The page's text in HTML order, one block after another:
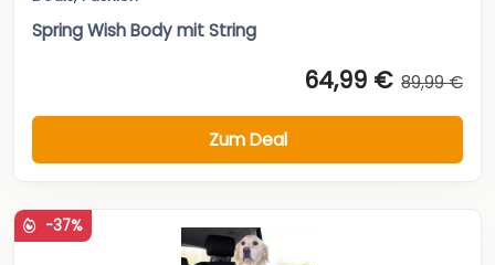
Spring Wish Body mit String
64,99 € 89,99 €
Zum Deal
-37%